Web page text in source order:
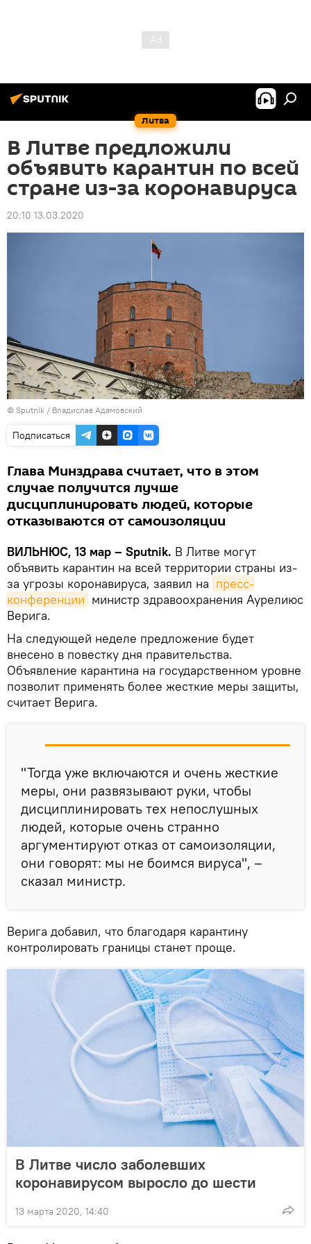
Литва
В Литве предложили
объявить карантин по всей
стране из-за коронавируса
20:10 13.03.2020
© Sputnik / Владислав Адамовский
Подписаться
Глава Минздрава считает, что в этом
случае получится лучше
дисциплинировать людей, которые
отказываются от самоизоляции
ВИЛЬНЮС, 13 мар – Sputnik. В Литве могут
объявить карантин на всей территории страны из-
за угрозы коронавируса, заявил на пресс-
конференции министр здравоохранения Аурелиюс
Верига.
На следующей неделе предложение будет
внесено в повестку дня правительства.
Объявление карантина на государственном уровне
позволит применять более жесткие меры защиты,
считает Верига.
"Тогда уже включаются и очень жесткие
меры, они развязывают руки, чтобы
дисциплинировать тех непослушных
людей, которые очень странно
аргументируют отказ от самоизоляции,
они говорят: мы не боимся вируса", –
сказал министр.
Верига добавил, что благодаря карантину
контролировать границы станет проще.
В Литве число заболевших
коронавирусом выросло до шести
13 марта 2020, 14:40